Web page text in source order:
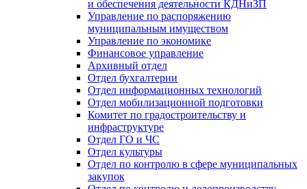
и обеспечения деятельности КДНиЗП
Управление по распоряжению
муниципальным имуществом
Управление по экономике
Финансовое управление
Архивный отдел
Отдел бухгалтерии
Отдел информационных технологий
Отдел мобилизационной подготовки
Комитет по градостроительству и
инфраструктуре
Отдел ГО и ЧС
Отдел культуры
Отдел по контролю в сфере муниципальных
закупок